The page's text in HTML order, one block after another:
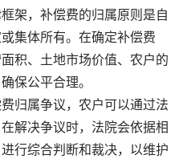
架，补偿费的归属原则是自
集体所有。在确定补偿费
积、土地市场价值、农户的
保公平合理。
属争议，农户可以通过法
解决争议时，法院会依据相
行综合判断和裁决，以维护